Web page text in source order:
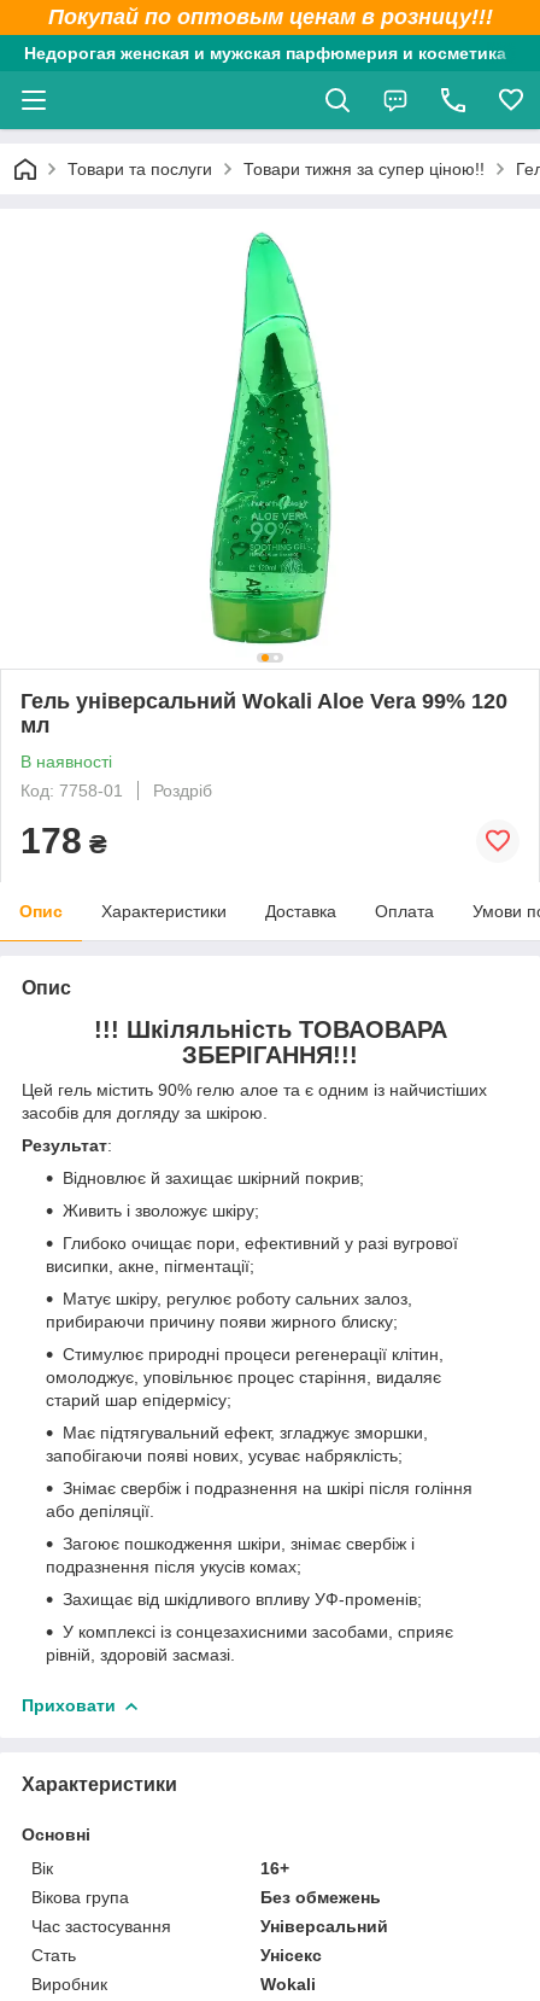
Покупай по оптовым ценам в розницу!!!
Недорогая женская и мужская парфюмерия и косметика
Товари та послуги Товари тижня за супер ціною!!
Гель універсальний Wokali Aloe Vera 99% 120
мл
В наявності
Код: 7758-01
Роздріб
178 ₴
Опис Характеристики Доставка Оплата Умови
Опис
!!! Шкіляльність ТОВАОВАРА
ЗБЕРІГАННЯ!!!
Цей гель містить 90% гелю алое та є одним із найчистіших
засобів для догляду за шкірою.
Результат:
Відновлює й захищає шкірний покрив;
Живить і зволожує шкіру;
Глибоко очищає пори, ефективний у разі вугрової
висипки, акне, пігментації;
Матує шкіру, регулює роботу сальних залоз,
прибираючи причину появи жирного блиску;
Стимулює природні процеси регенерації клітин,
омолоджує, уповільнює процес старіння, видаляє
старий шар епідермісу;
Має підтягувальний ефект, згладжує зморшки,
запобігаючи появі нових, усуває набряклість;
Знімає свербіж і подразнення на шкірі після гоління
або депіляції.
Загоює пошкодження шкіри, знімає свербіж і
подразнення після укусів комах;
Захищає від шкідливого впливу УФ-променів;
У комплексі із сонцезахисними засобами, сприяє
рівній, здоровій засмазі.
Приховати
Характеристики
Основні
Вік
16+
Вікова група
Без обмежень
Час застосування
Універсальний
Стать
Унісекс
Виробник
Wokali